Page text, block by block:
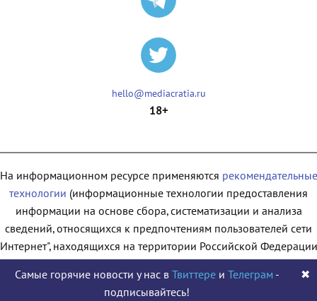
hello@mediacratia.ru
18+
На информационном ресурсе применяются рекомендательные
технологии (информационные технологии предоставления
информации на основе сбора, систематизации и анализа
сведений, относящихся к предпочтениям пользователей сети
находящихся на территории Российской
© 2009 - 2026
Самые горячие новости у нас в Твиттереи Телеграм -
подписывайтесь!
✖